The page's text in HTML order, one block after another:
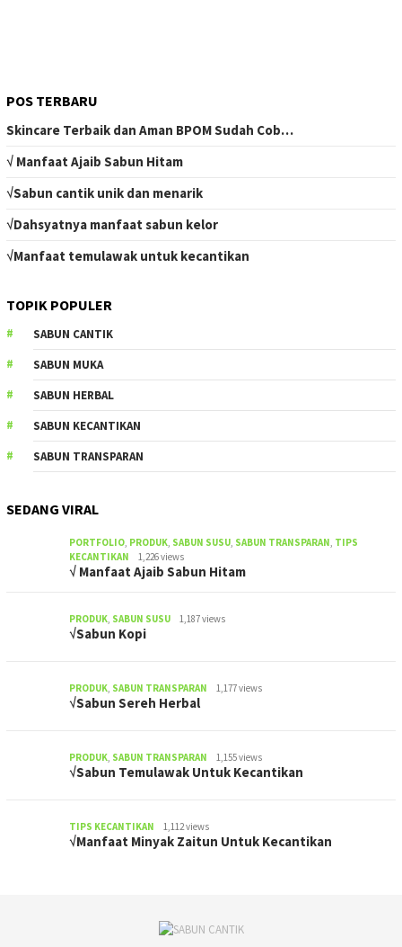
POS TERBARU
Skincare Terbaik dan Aman BPOM Sudah Cob…
√ Manfaat Ajaib Sabun Hitam
√Sabun cantik unik dan menarik
√Dahsyatnya manfaat sabun kelor
√Manfaat temulawak untuk kecantikan
TOPIK POPULER
SABUN CANTIK
SABUN MUKA
SABUN HERBAL
SABUN KECANTIKAN
SABUN TRANSPARAN
SEDANG VIRAL
PORTFOLIO PRODUK SABUN SUSU SABUN TRANSPARAN TIPS
KECANTIKAN
1,226 views
√ Manfaat Ajaib Sabun Hitam
PRODUK SABUN SUSU 1,187 views
√Sabun Kopi
PRODUK SABUN TRANSPARAN 1,177 views
√Sabun Sereh Herbal
PRODUK SABUN TRANSPARAN 1,155 views
√Sabun Temulawak Untuk Kecantikan
TIPS KECANTIKAN 1,112 views
√Manfaat Minyak Zaitun Untuk Kecantikan